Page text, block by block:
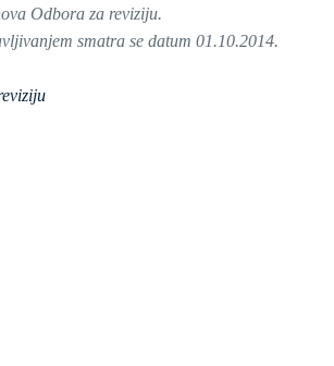
Odbora za reviziju.
smatra se datum 01.10.2014.